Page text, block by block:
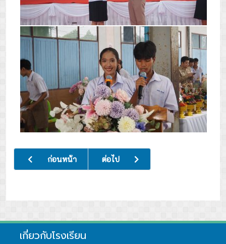
เนื้อหาก่อนหน้า: เข้าร่วมการแข่งขันกีฬาเพื่อการศึกษา “ตราษ
ก่อนหน้า เนื้อหาถัดไป: มหกรรมรวมพลคน TO BE
ต่อไป
เกี่ยวกับโรงเรียน